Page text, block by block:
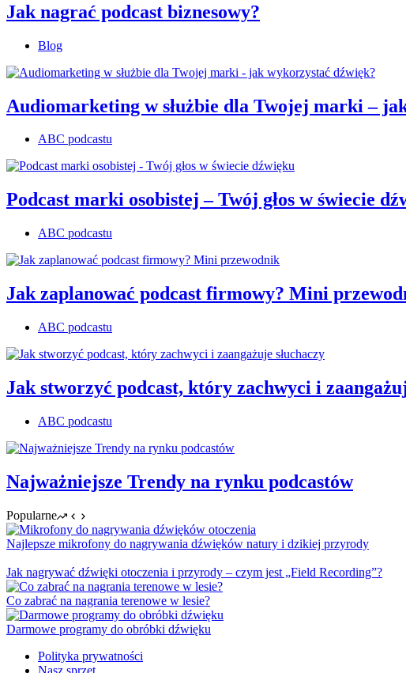
Jak nagrać podcast biznesowy?
Blog
Audiomarketing w służbie dla Twojej marki –
ABC podcastu
Podcast marki osobistej – Twój głos w świecie
ABC podcastu
Jak zaplanować podcast firmowy? Mini
ABC podcastu
Jak stworzyć podcast, który zachwyci i
ABC podcastu
Najważniejsze Trendy na rynku podcastów
Popularne
Najlepsze mikrofony do nagrywania dźwięków natury i dzikiej przyrody
Jak nagrywać dźwięki otoczenia i przyrody – czym jest „Field Recording”?
Co zabrać na nagrania terenowe w lesie?
Darmowe programy do obróbki dźwięku
Polityka prywatności
Nasz sprzęt